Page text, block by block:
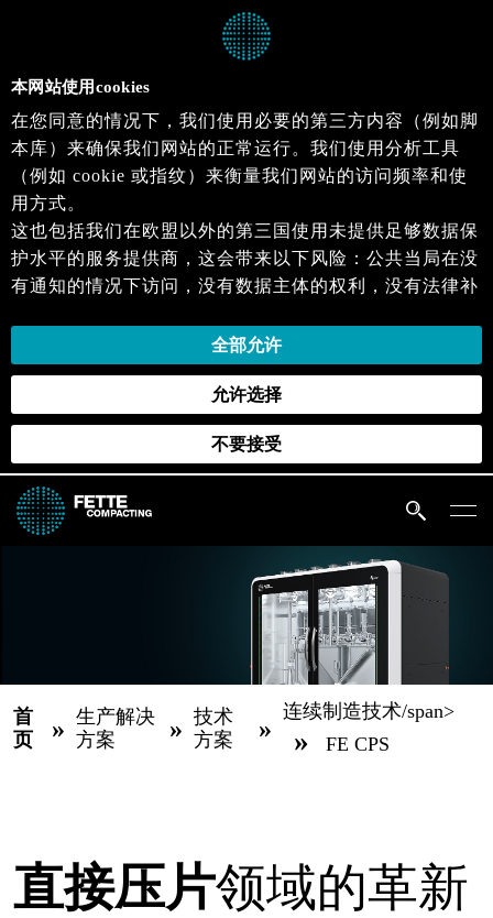
首
页
» 生产解决
方案
» 技术
方案
»
连续制造技术/span>
» FE CPS
直接压片领域的革新
本网站使用cookies
在您同意的情况下，我们使用必要的第三方内容（例如脚
本库）来确保我们网站的正常运行。我们使用分析工具
（例如 cookie 或指纹）来衡量我们网站的访问频率和使
用方式。
这也包括我们在欧盟以外的第三国使用未提供足够数据保
护水平的服务提供商，这会带来以下风险：公共当局在没
有通知的情况下访问，没有数据主体的权利，没有法律补
当您同意时，即表示您同意上述活动。您可以撤回您的同
意，并在未来生效。详细信息可以在我们的隐私政策.中
全部允许
允许选择
不要接受